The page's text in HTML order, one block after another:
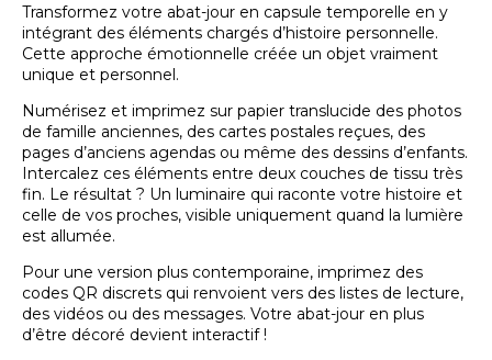
Transformez votre abat-jour en capsule temporelle en y
intégrant des éléments chargés d’histoire personnelle.
Cette approche émotionnelle créée un objet vraiment
unique et personnel.
Numérisez et imprimez sur papier translucide des photos
de famille anciennes, des cartes postales reçues, des
pages d’anciens agendas ou même des dessins d’enfants.
Intercalez ces éléments entre deux couches de tissu très
fin. Le résultat ? Un luminaire qui raconte votre histoire et
celle de vos proches, visible uniquement quand la lumière
est allumée.
Pour une version plus contemporaine, imprimez des
codes QR discrets qui renvoient vers des listes de lecture,
des vidéos ou des messages. Votre abat-jour en plus
d’être décoré devient interactif !